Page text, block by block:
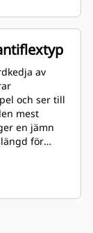
av
och ser till
mest
en jämn
för